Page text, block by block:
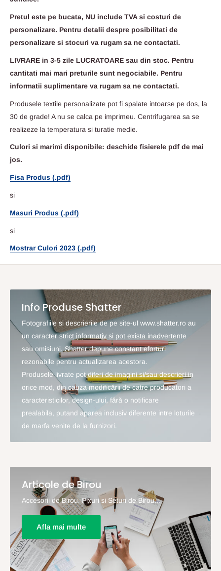
Pretul este pe bucata, NU include TVA si costuri de
personalizare. Pentru detalii despre posibilitati de
personalizare si stocuri va rugam sa ne contactati.
LIVRARE in 3-5 zile LUCRATOARE sau din stoc. Pentru
cantitati mai mari preturile sunt negociabile. Pentru
informatii suplimentare va rugam sa ne contactati.
Produsele textile personalizate pot fi spalate intoarse pe dos, la
30 de grade! A nu se calca pe imprimeu. Centrifugarea sa se
realizeze la temperatura si turatie medie.
Culori si marimi disponibile: deschide fisierele pdf de mai
jos.
Fisa Produs (.pdf)
si
Masuri Produs (.pdf)
si
Mostrar Culori 2023 (.pdf)
Info Produse Shatter
Fotografiile si descrierile de pe site-ul www.shatter.ro au
un caracter strict informativ si pot exista inadvertente
sau omisiuni. Shatter depune constant eforturi
rezonabile pentru actualizarea acestora.
Produsele livrate pot diferi de imagini si/sau descrieri in
orice mod, din cauza modificării de catre producatori a
caracteristicilor, design-ului, fără o notificare
prealabila, putand aparea inclusiv diferente intre loturile
de marfa venite de la furnizori.
Articole de Birou
Accesorii de Birou, Pixuri si Seturi de Birou...
Afla mai multe